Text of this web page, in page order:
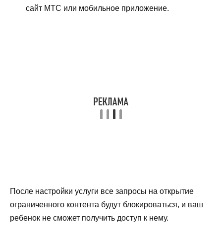
сайт МТС или мобильное приложение.
После настройки услуги все запросы на открытие
ограниченного контента будут блокироваться, и ваш
ребенок не сможет получить доступ к нему.